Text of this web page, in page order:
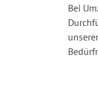
Bei